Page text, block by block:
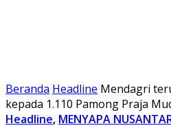
Beranda Headline Mendagri
kepada 1.110 Pamong Praja
Headline, MENYAPA